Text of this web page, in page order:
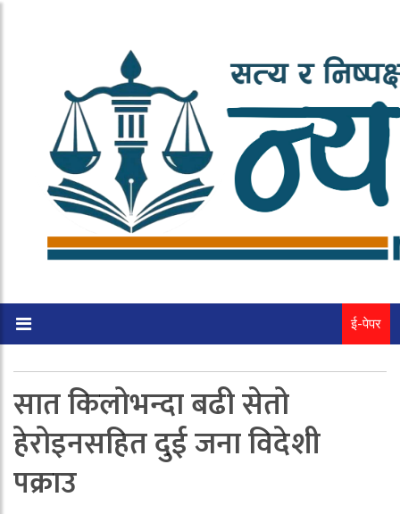
ई-पेपर
सात किलोभन्दा बढी सेतो
हेरोइनसहित दुई जना विदेशी
पक्राउ